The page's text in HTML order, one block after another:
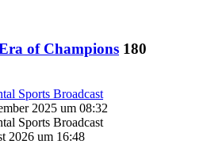
of Champions 180
Sports Broadcast
2025 um 08:32
Sports Broadcast
2026 um 16:48